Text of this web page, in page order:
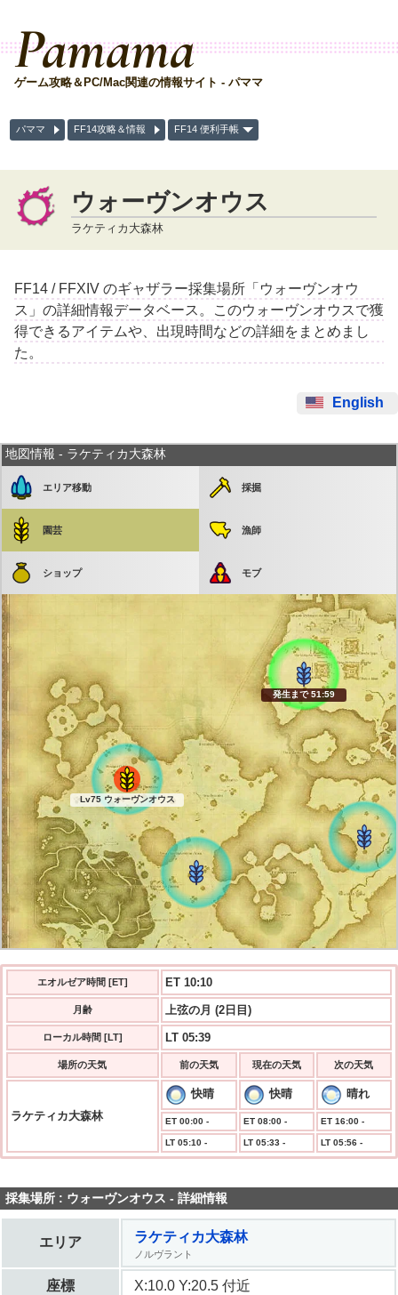
Pamama
ゲーム攻略＆PC/Mac関連の情報サイト - パママ
パママ FF14攻略＆情報 FF14 便利手帳
ウォーヴンオウス
ラケティカ大森林
FF14 / FFXIV のギャザラー採集場所「ウォーヴンオウ
ス」の詳細情報データベース。このウォーヴンオウスで獲
得できるアイテムや、出現時間などの詳細をまとめまし
た。
English
地図情報 - ラケティカ大森林
エリア移動 採掘
園芸 漁師
ショップ モブ
Lv75 ウォーヴンオウス
発生まで 11:09
発生まで 51:59
エオルゼア時間 [ET] ET 10:10
月齢 上弦の月 (2日目)
ローカル時間 [LT] LT 05:39
場所の天気 前の天気 現在の天気 次の天気
ラケティカ大森林
快晴 快晴 晴れ
ET 00:00 - ET 08:00 - ET 16:00 -
LT 05:10 - LT 05:33 - LT 05:56 -
採集場所 : ウォーヴンオウス - 詳細情報
エリア ラケティカ大森林
ノルヴラント
座標 X:10.0 Y:20.5 付近